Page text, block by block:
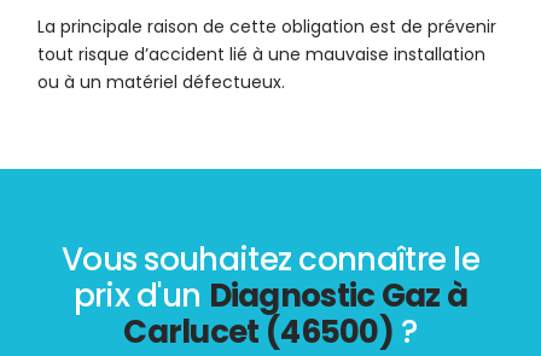
La principale raison de cette obligation est de prévenir
tout risque d’accident lié à une mauvaise installation
ou à un matériel défectueux.
Vous souhaitez connaître le
prix d'un Diagnostic Gaz à
Carlucet (46500) ?